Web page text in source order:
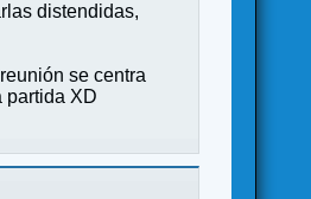
distendidas,
se centra
partida XD